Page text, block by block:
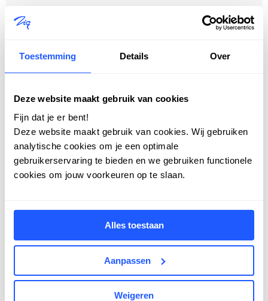
Toestemming Details Over
Deze website maakt gebruik van cookies
Fijn dat je er bent!
Deze website maakt gebruik van cookies. Wij gebruiken
analytische cookies om je een optimale
gebruikerservaring te bieden en we gebruiken functionele
cookies om jouw voorkeuren op te slaan.
Alles toestaan
Aanpassen
Weigeren
Zig behaalt opnieuw
certificering
20 juli 2026 | Nieuws
Zig mag zich opnieuw een Great Place